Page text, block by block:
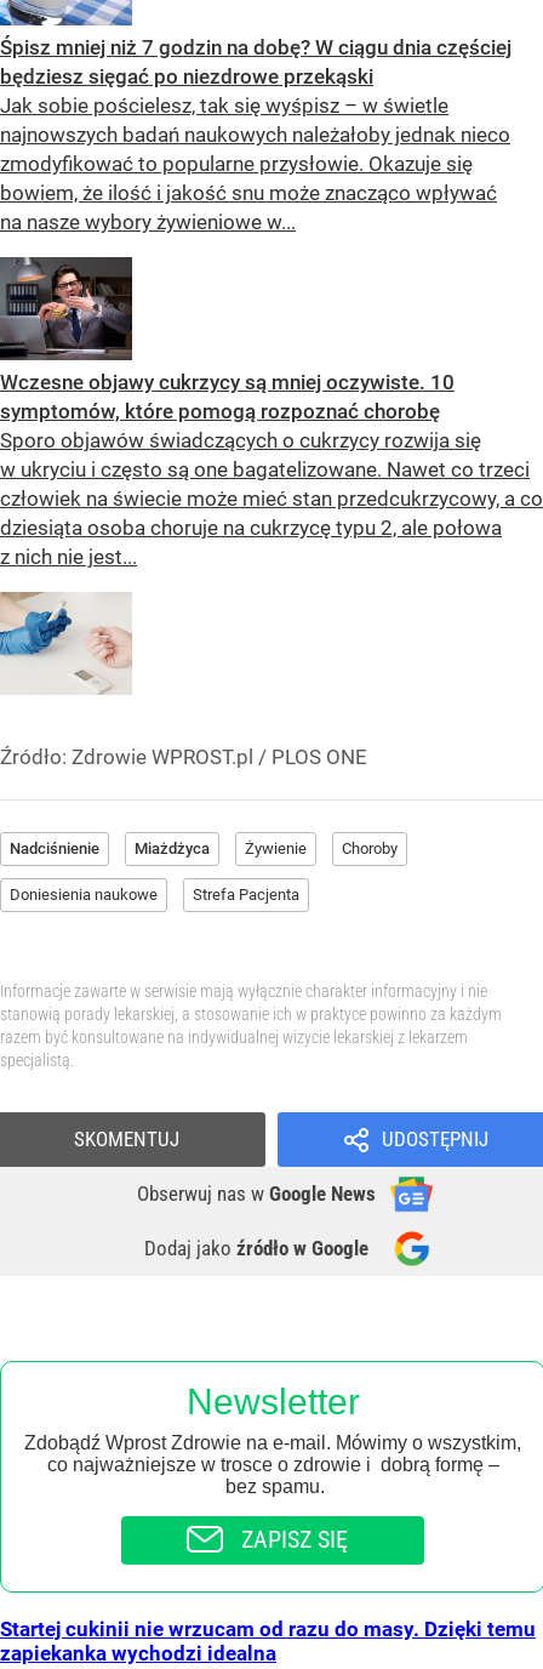
Śpisz mniej niż 7 godzin na dobę? W ciągu dnia częściej
będziesz sięgać po niezdrowe przekąski
Jak sobie pościelesz, tak się wyśpisz – w świetle
najnowszych badań naukowych należałoby jednak nieco
zmodyfikować to popularne przysłowie. Okazuje się
bowiem, że ilość i jakość snu może znacząco wpływać
na nasze wybory żywieniowe w...
Wczesne objawy cukrzycy są mniej oczywiste. 10
symptomów, które pomogą rozpoznać chorobę
Sporo objawów świadczących o cukrzycy rozwija się
w ukryciu i często są one bagatelizowane. Nawet co trzeci
człowiek na świecie może mieć stan przedcukrzycowy, a co
dziesiąta osoba choruje na cukrzycę typu 2, ale połowa
z nich nie jest...
Źródło: Zdrowie WPROST.pl / PLOS ONE
Nadciśnienie Miażdżyca Żywienie Choroby
Doniesienia naukowe Strefa Pacjenta
Informacje zawarte w serwisie mają wyłącznie charakter informacyjny i nie
stanowią porady lekarskiej, a stosowanie ich w praktyce powinno za każdym
razem być konsultowane na indywidualnej wizycie lekarskiej z lekarzem
specjalistą.
UDOSTĘPNIJ
Obserwuj nas w Google News
Dodaj jako źródło w Google
SKOMENTUJ
Newsletter
Zdobądź Wprost Zdrowie na e-mail. Mówimy o wszystkim,
co najważniejsze w trosce o zdrowie i dobrą formę –
bez spamu.
ZAPISZ SIĘ
Startej cukinii nie wrzucam od razu do masy. Dzięki temu
zapiekanka wychodzi idealna